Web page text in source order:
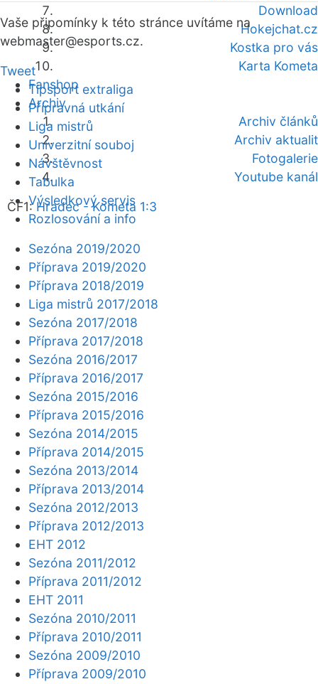
Download
Hokejchat.cz
Kostka pro vás
Karta Kometa
Fanshop
Archiv
Archiv článků
Archiv aktualit
Fotogalerie
Youtube kanál
ČF1:Hradec - Kometa 1:3
Vaše připomínky k této stránce uvítáme na
webmaster@esports.cz.
Tweet
Tipsport extraliga
Přípravná utkání
Liga mistrů
Univerzitní souboj
Návštěvnost
Tabulka
Výsledkový servis
Rozlosování a info
Sezóna 2019/2020
Příprava 2019/2020
Příprava 2018/2019
Liga mistrů 2017/2018
Sezóna 2017/2018
Příprava 2017/2018
Sezóna 2016/2017
Příprava 2016/2017
Sezóna 2015/2016
Příprava 2015/2016
Sezóna 2014/2015
Příprava 2014/2015
Sezóna 2013/2014
Příprava 2013/2014
Sezóna 2012/2013
Příprava 2012/2013
EHT 2012
Sezóna 2011/2012
Příprava 2011/2012
EHT 2011
Sezóna 2010/2011
Příprava 2010/2011
Sezóna 2009/2010
Příprava 2009/2010